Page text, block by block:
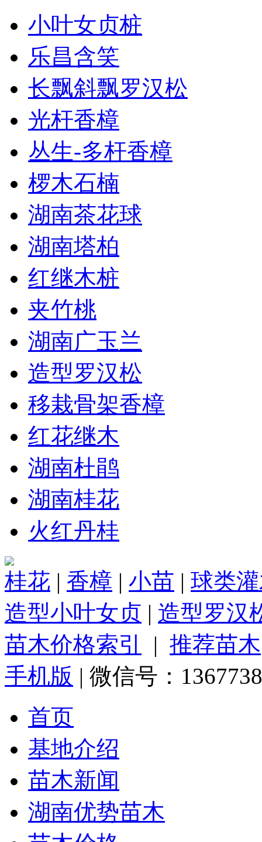
小叶女贞桩
乐昌含笑
长飘斜飘罗汉松
光杆香樟
丛生-多杆香樟
椤木石楠
湖南茶花球
湖南塔柏
红继木桩
夹竹桃
湖南广玉兰
造型罗汉松
移栽骨架香樟
红花继木
湖南杜鹃
湖南桂花
火红丹桂
桂花 | 香樟 | 小苗 | 球类
造型小叶女贞 | 造型罗汉
苗木价格索引
| 推荐苗木
手机版 | 微信号：
首页
基地介绍
苗木新闻
湖南优势苗木